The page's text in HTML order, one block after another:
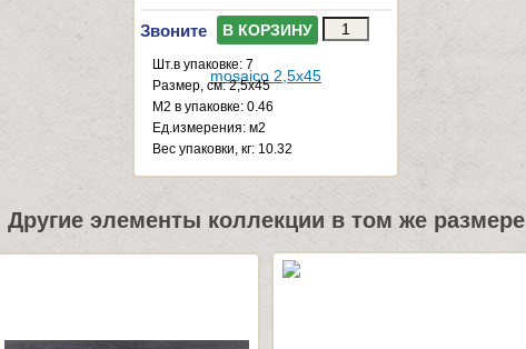
Звоните В КОРЗИНУ
Шт.в упаковке: 7
Размер, см: 2,5x45
М2 в упаковке: 0.46
Ед.измерения: м2
Веc упаковки, кг: 10.32
Другие элементы коллекции в том же размере